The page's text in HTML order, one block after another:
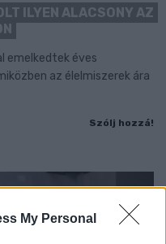
My Personal
ILYEN ALACSONY AZ
emelkedtek éves
az élelmiszerek ára
Szólj hozzá!